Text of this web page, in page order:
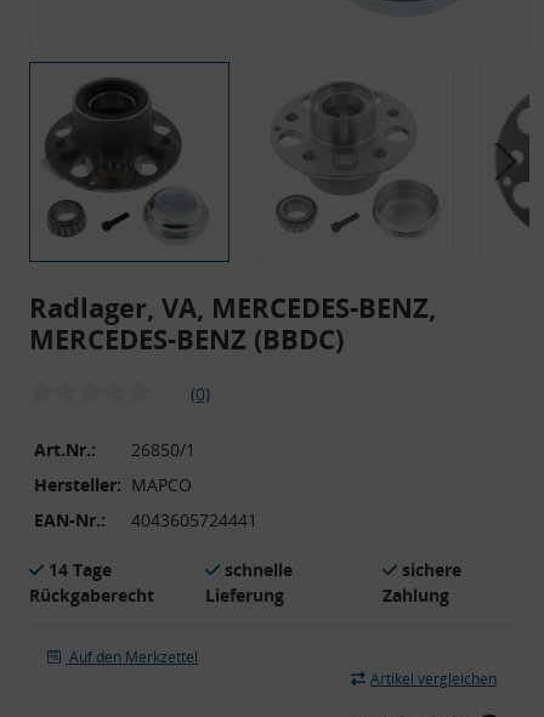
Radlager, VA, MERCEDES-BENZ,
MERCEDES-BENZ (BBDC)
(0)
Art.Nr.:
26850/1
Hersteller: MAPCO
EAN-Nr.:
4043605724441
14 Tage
Rückgaberecht
schnelle
Lieferung
sichere
Zahlung
Auf den Merkzettel
Artikel vergleichen